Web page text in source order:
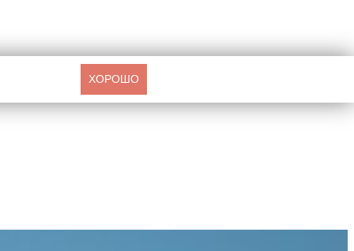
ХОРОШО